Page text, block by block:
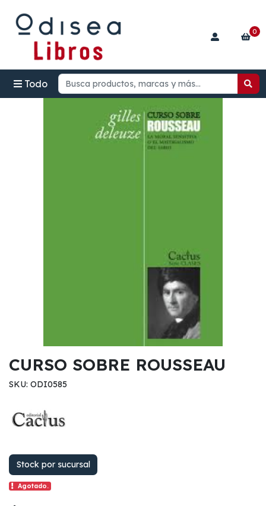
Todo
0
CURSO SOBRE ROUSSEAU
SKU: ODI0585
Stock por sucursal
Agotado.